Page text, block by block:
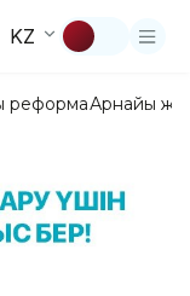
KZ
реформаАрнайы